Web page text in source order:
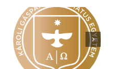
Vasárnapi üzenet –
Zsoltárok 149